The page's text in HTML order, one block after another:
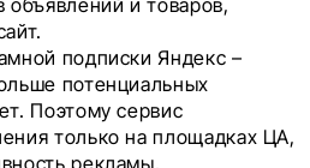
подписки Яндекс –
потенциальных
Поэтому сервис
только на площадках ЦА,
рекламы.